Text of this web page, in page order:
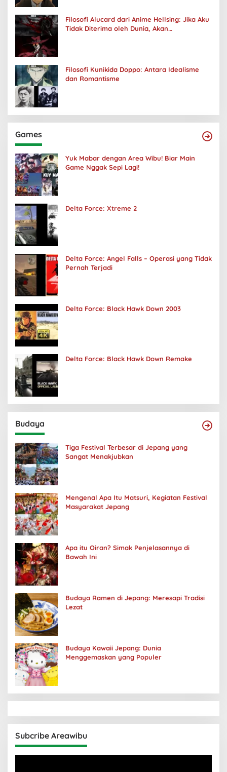
Filosofi Alucard dari Anime Hellsing: Jika Aku
Tidak Diterima oleh Dunia, Akan
Filosofi Kunikida Doppo: Antara Idealisme
dan Romantisme
Games
Yuk Mabar dengan Area Wibu! Biar Main
Game Nggak Sepi Lagi!
Delta Force: Xtreme 2
Delta Force: Angel Falls – Operasi yang Tidak
Pernah Terjadi
Delta Force: Black Hawk Down 2003
Delta Force: Black Hawk Down Remake
Budaya
Tiga Festival Terbesar di Jepang yang
Sangat Menakjubkan
Mengenal Apa Itu Matsuri, Kegiatan Festival
Masyarakat Jepang
Apa itu Oiran? Simak Penjelasannya di
Bawah Ini
Budaya Ramen di Jepang: Meresapi Tradisi
Lezat
Budaya Kawaii Jepang: Dunia
Menggemaskan yang Populer
Subcribe Areawibu